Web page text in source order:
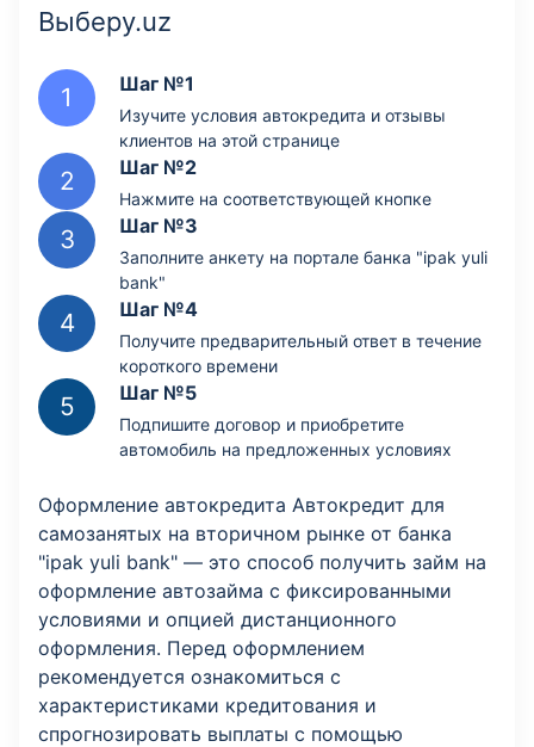
Выберу.uz
Шаг №1
Изучите условия автокредита и отзывы
клиентов на этой странице
Шаг №2
Нажмите на соответствующей кнопке
Шаг №3
Заполните анкету на портале банка "ipak yuli
bank"
Шаг №4
Получите предварительный ответ в течение
короткого времени
Шаг №5
Подпишите договор и приобретите
автомобиль на предложенных условиях
Оформление автокредита Автокредит для
самозанятых на вторичном рынке от банка
"ipak yuli bank" — это способ получить займ на
оформление автозайма с фиксированными
условиями и опцией дистанционного
оформления. Перед оформлением
рекомендуется ознакомиться с
характеристиками кредитования и
спрогнозировать выплаты с помощью